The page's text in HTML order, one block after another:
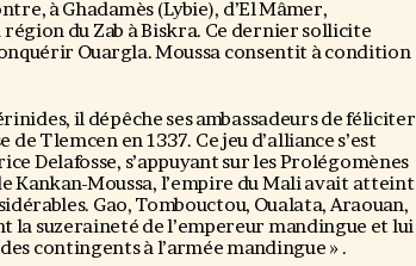
à Ghadamès (Lybie), d’El Mâmer,
du Zab à Biskra. Ce dernier sollicite
Ouargla. Moussa consentit à condition
il dépêche ses ambassadeurs de féliciter
Tlemcen en 1337. Ce jeu d’alliance s’est
Delafosse, s’appuyant sur les Prolégomènes
Kankan-Moussa, l’empire du Mali avait atteint
Gao, Tombouctou, Oualata, Araouan,
la suzeraineté de l’empereur mandingue et lui
contingents à l’armée mandingue » .